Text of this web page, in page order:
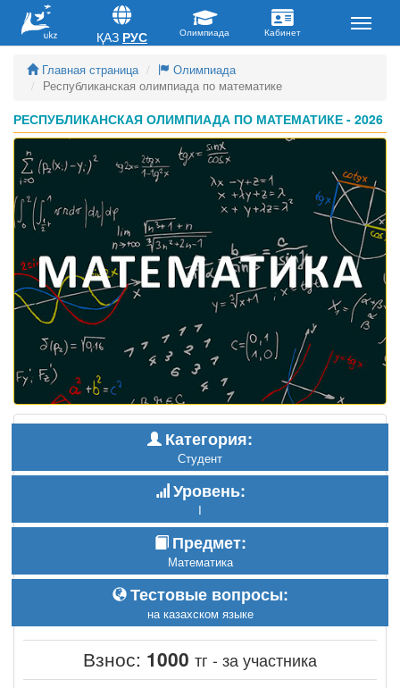
Главная страница
Олимпиада
Республиканская олимпиада по математике
РЕСПУБЛИКАНСКАЯ ОЛИМПИАДА ПО МАТЕМАТИКЕ - 2026
Категория:
Студент
Уровень:
I
Предмет:
Математика
Тестовые вопросы:
на казахском языке
Взнос: 1000 тг - за участника
ҚАЗ РУС